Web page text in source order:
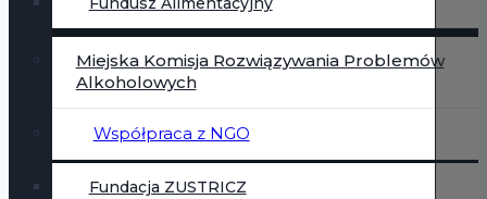
Miejska Komisja Rozwiązywania Problemów
Alkoholowych
Współpraca z NGO
Fundacja ZUSTRICZ